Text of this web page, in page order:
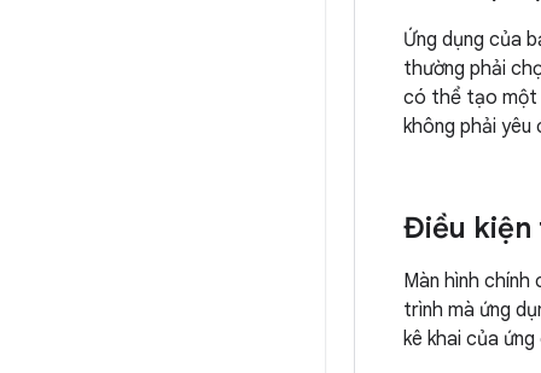
Ứng dụng của
thường phải
có thể tạo một
không phải
Điều kiện
Màn hình
trình mà ứng
kê khai của ứng